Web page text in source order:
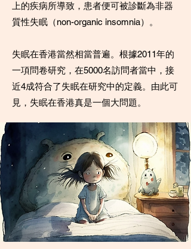
上的疾病所導致，患者便可被診斷為非器
質性失眠（non-organic insomnia）。
失眠在香港當然相當普遍。根據2011年的
一項問卷研究，在5000名訪問者當中，接
近4成符合了失眠在研究中的定義。由此可
見，失眠在香港真是一個大問題。